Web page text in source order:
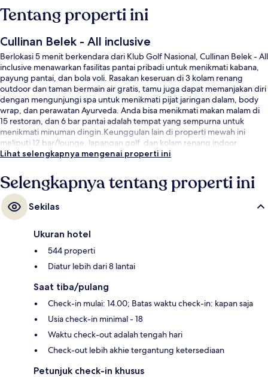
Tentang properti ini
Cullinan Belek - All inclusive
Berlokasi 5 menit berkendara dari Klub Golf Nasional, Cullinan Belek - All
inclusive menawarkan fasilitas pantai pribadi untuk menikmati kabana,
payung pantai, dan bola voli. Rasakan keseruan di 3 kolam renang
outdoor dan taman bermain air gratis, tamu juga dapat memanjakan diri
dengan mengunjungi spa untuk menikmati pijat jaringan dalam, body
wrap, dan perawatan Ayurveda. Anda bisa menikmati makan malam di
15 restoran, dan 6 bar pantai adalah tempat yang sempurna untuk
menikmati minuman dingin.Keunggulan lain di properti mewah ini
meliputi 12 bar/lounge, lapangan golf, dan kolam renang indoor.
Lihat selengkapnya mengenai properti ini
Selengkapnya tentang properti ini
Sekilas
Ukuran hotel
544 properti
Diatur lebih dari 8 lantai
Saat tiba/pulang
Check-in mulai: 14.00; Batas waktu check-in: kapan saja
Usia check-in minimal - 18
Waktu check-out adalah tengah hari
Check-out lebih akhie tergantung ketersediaan
Petunjuk check-in khusus